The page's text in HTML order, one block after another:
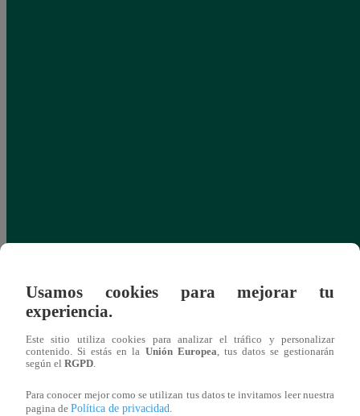
Usamos cookies para mejorar tu
experiencia.
Este sitio utiliza cookies para analizar el tráfico y personalizar
contenido. Si estás en la Unión Europea, tus datos se gestionarán
según el RGPD.
Para conocer mejor como se utilizan tus datos te invitamos leer nuestra
pagina de Política de privacidad.